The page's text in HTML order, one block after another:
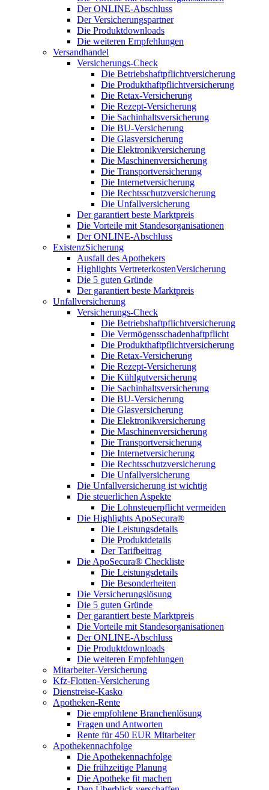
Der ONLINE-Abschluss
Der Versicherungspartner
Die Produktdownloads
Die weiteren Empfehlungen
Versandhandel
Versicherungs-Check
Die Betriebshaftpflichtversicherung
Die Produkthaftpflichtversicherung
Die Retax-Versicherung
Die Rezept-Versicherung
Die Sachinhaltsversicherung
Die BU-Versicherung
Die Glasversicherung
Die Elektronikversicherung
Die Maschinenversicherung
Die Transportversicherung
Die Internetversicherung
Die Rechtsschutzversicherung
Die Unfallversicherung
Der garantiert beste Marktpreis
Die Vorteile mit Standesorganisationen
Der ONLINE-Abschluss
ExistenzSicherung
Ausfall des Apothekers
Highlights VertreterkostenVersicherung
Die 5 guten Gründe
Der garantiert beste Marktpreis
Unfallversicherung
Versicherungs-Check
Die Betriebshaftpflichtversicherung
Die Vermögensschadenhaftpflicht
Die Produkthaftpflichtversicherung
Die Retax-Versicherung
Die Rezept-Versicherung
Die Kühlgutversicherung
Die Sachinhaltsversicherung
Die BU-Versicherung
Die Glasversicherung
Die Elektronikversicherung
Die Maschinenversicherung
Die Transportversicherung
Die Internetversicherung
Die Rechtsschutzversicherung
Die Unfallversicherung
Die Unfallversicherung ist wichtig
Die steuerlichen Aspekte
Die Lohnsteuerpflicht vermeiden
Die Highlights ApoSecura®
Die Leistungsdetails
Die Produktdetails
Der Tarifbeitrag
Die ApoSecura® Checkliste
Die Leistungsdetails
Die Besonderheiten
Die Versicherungslösung
Die 5 guten Gründe
Der garantiert beste Marktpreis
Die Vorteile mit Standesorganisationen
Der ONLINE-Abschluss
Die Produktdownloads
Die weiteren Empfehlungen
Mitarbeiter-Versicherung
Kfz-Flotten-Versicherung
Dienstreise-Kasko
Apotheken-Rente
Die empfohlene Branchenlösung
Fragen und Antworten
Rente für 450 EUR Mitarbeiter
Apothekennachfolge
Die Apothekennachfolge
Die frühzeitige Planung
Die Apotheke fit machen